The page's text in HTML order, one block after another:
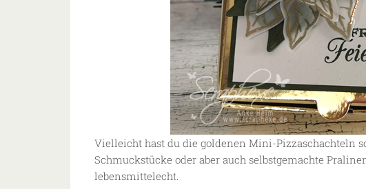
Vielleicht hast du die goldenen Mini-Pizzaschachteln
Schmuckstücke oder aber auch selbstgemachte
lebensmittelecht.